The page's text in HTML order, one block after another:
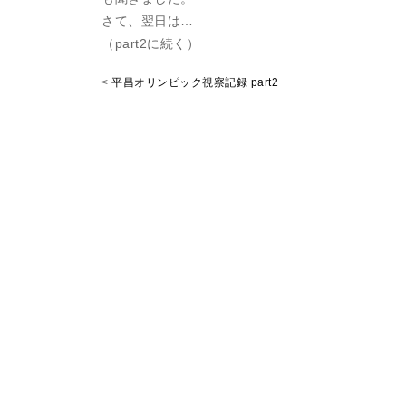
さて、翌日は…
（part2に続く）
< 平昌オリンピック視察記録 part2